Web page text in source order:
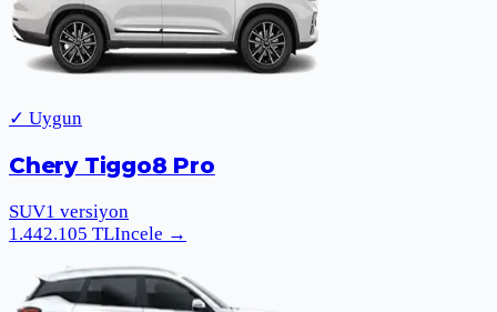
✓ Uygun
Chery Tiggo8 Pro
SUV1 versiyon
1.442.105 TLIncele →